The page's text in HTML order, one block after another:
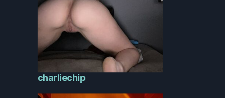
charliechip